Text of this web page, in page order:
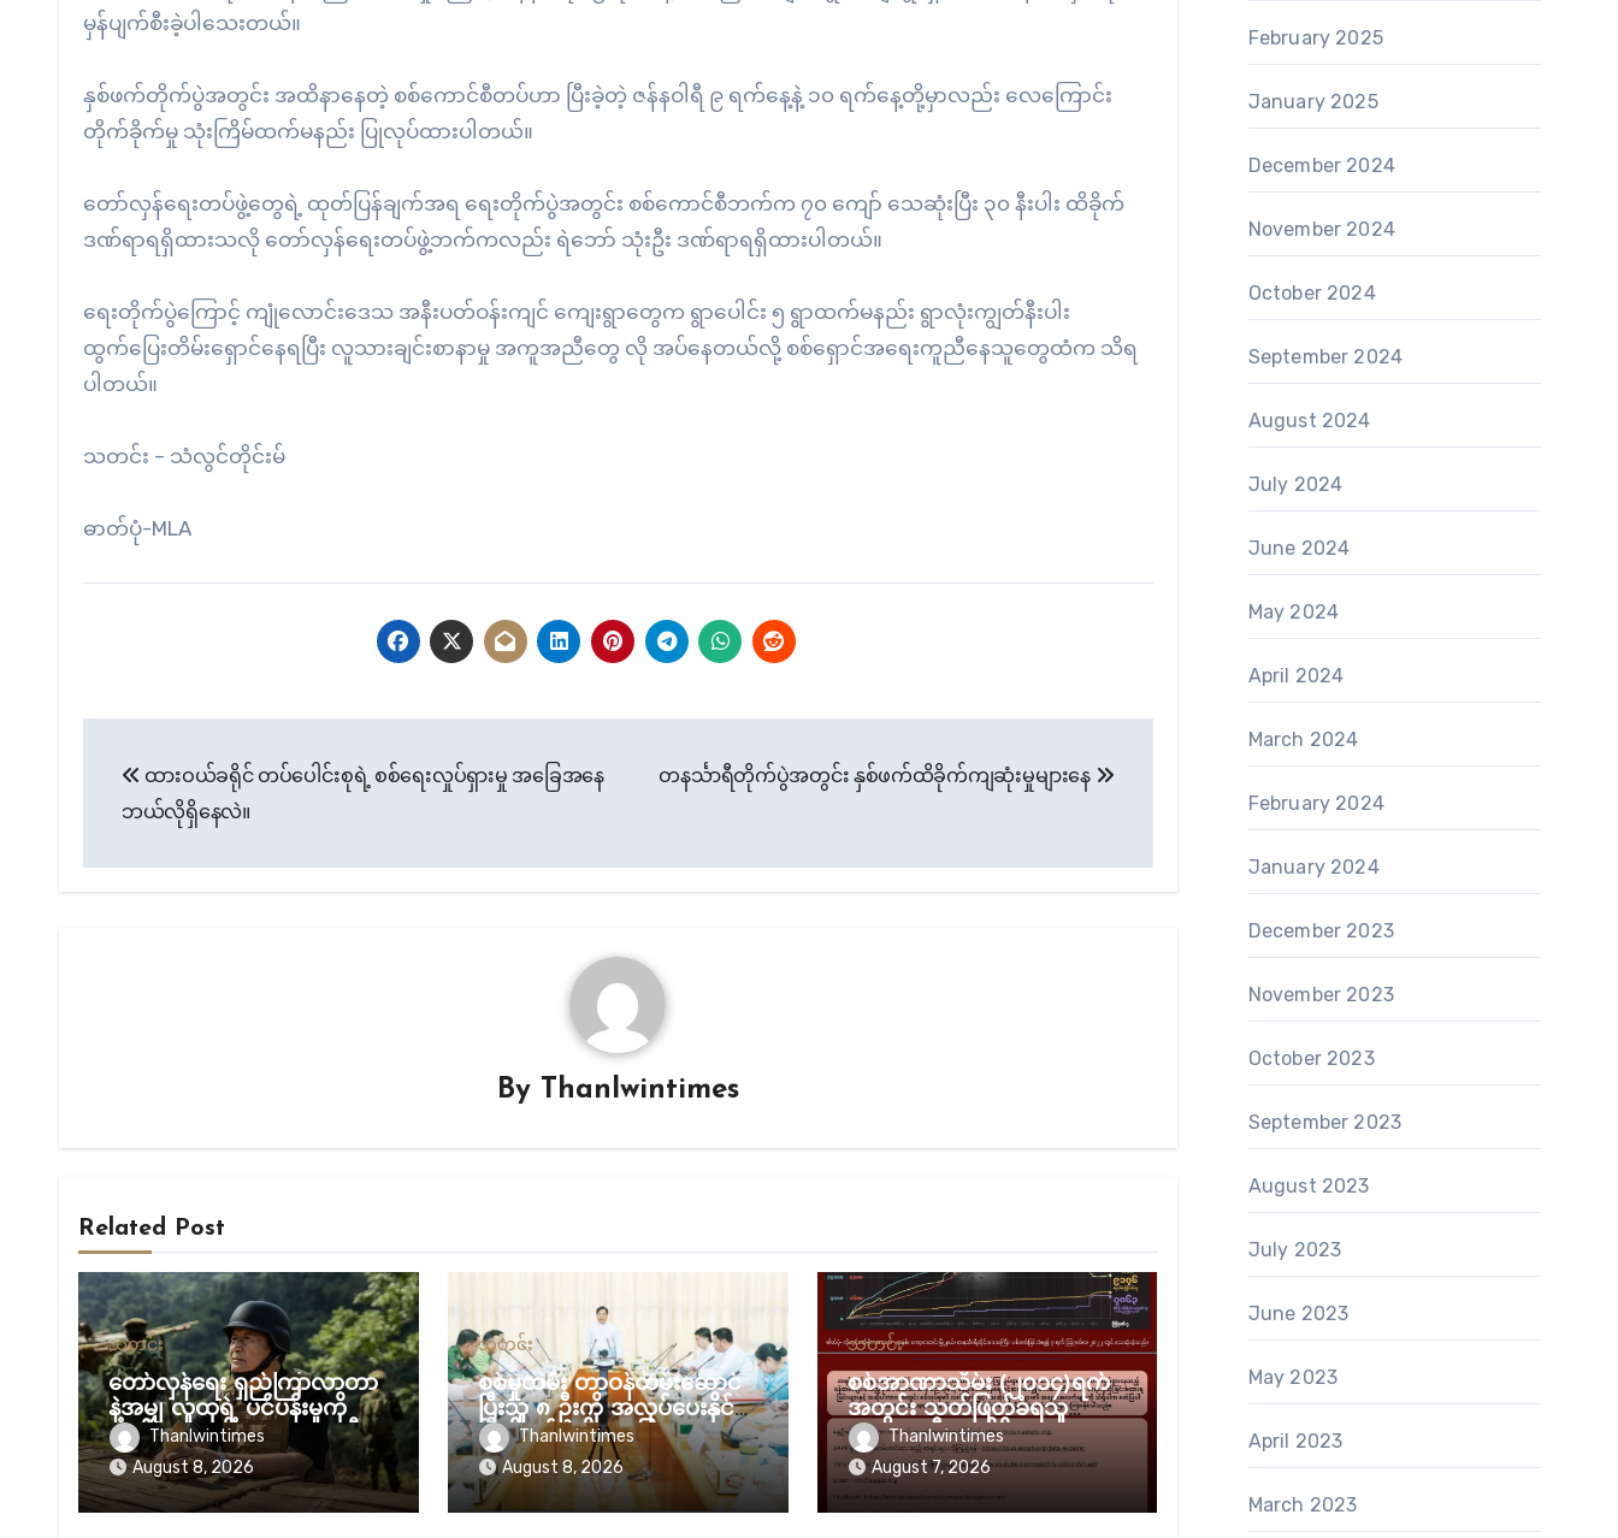
မှန်ပျက်စီးခဲ့ပါသေးတယ်။
နှစ်ဖက်တိုက်ပွဲအတွင်း အထိနာနေတဲ့ စစ်ကောင်စီတပ်ဟာ ပြီးခဲ့တဲ့ ဇန်နဝါရီ ၉ ရက်နေ့နဲ့ ၁၀ ရက်နေ့တို့မှာလည်း လေကြောင်း
တိုက်ခိုက်မှု သုံးကြိမ်ထက်မနည်း ပြုလုပ်ထားပါတယ်။
တော်လှန်ရေးတပ်ဖွဲ့တွေရဲ့ ထုတ်ပြန်ချက်အရ ရေးတိုက်ပွဲအတွင်း စစ်ကောင်စီဘက်က ၇၀ ကျော် သေဆုံးပြီး ၃၀ နီးပါး ထိခိုက်
ဒဏ်ရာရရှိထားသလို တော်လှန်ရေးတပ်ဖွဲ့ဘက်ကလည်း ရဲဘော် သုံးဦး ဒဏ်ရာရရှိထားပါတယ်။
ရေးတိုက်ပွဲကြောင့် ကျုံလောင်းဒေသ အနီးပတ်ဝန်းကျင် ကျေးရွာတွေက ရွာပေါင်း ၅ ရွာထက်မနည်း ရွာလုံးကျွတ်နီးပါး
ထွက်ပြေးတိမ်းရှောင်နေရပြီး လူသားချင်းစာနာမှု အကူအညီတွေ လို အပ်နေတယ်လို့ စစ်ရှောင်အရေးကူညီနေသူတွေထံက သိရ
ပါတယ်။
သတင်း – သံလွင်တိုင်းမ်
ဓာတ်ပုံ-MLA
navigation
ထားဝယ်ခရိုင် တပ်ပေါင်းစုရဲ့ စစ်ရေးလှုပ်ရှားမှု အခြေအနေ
ဘယ်လိုရှိနေလဲ။
တနင်္သာရီတိုက်ပွဲအတွင်း နှစ်ဖက်ထိခိုက်ကျဆုံးမှုများနေ
By Thanlwintimes
Related Post
သတင်း
တော်လှန်ရေး ရှည်ကြာလာတာ
နဲ့အမျှ လူထုရဲ့ ပင်ပန်းမှုကို
လျစ်လျူမရှုဖို့ NUG ယာယီ
သမ္မတ သတိပေး
Thanlwintimes
August 8, 2026
သတင်း
စစ်မှုထမ်း တာဝန်ထမ်းဆောင်
ပြီးသူ ၈ ဦးကို အလုပ်ပေးနိုင်ခဲ့
ပြီလို့ စစ်အစိုးရ ပြော
Thanlwintimes
August 8, 2026
သတင်း
စစ်အာဏာသိမ်း (၂၀၁၄)ရက်
အတွင်း သတ်ဖြတ်ခံရသူ
(၈၂၃၉) ဦးအထိရှိလာ
Thanlwintimes
August 7, 2026
February 2025
January 2025
December 2024
November 2024
October 2024
September 2024
August 2024
July 2024
June 2024
May 2024
April 2024
March 2024
February 2024
January 2024
December 2023
November 2023
October 2023
September 2023
August 2023
July 2023
June 2023
May 2023
April 2023
March 2023